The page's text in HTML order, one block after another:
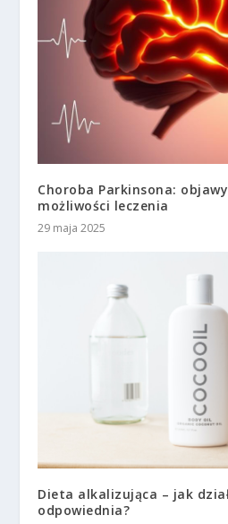
Choroba Parkinsona:
możliwości leczenia
29 maja 2025
Dieta alkalizująca – jak
odpowiednia?